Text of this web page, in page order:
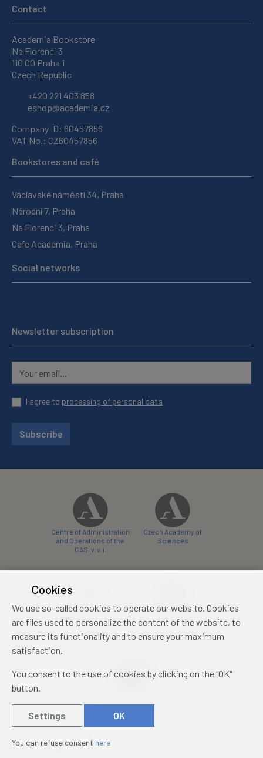
Contact
Academia Bookstore
Na Florenci 3
110 00 Praha 1
Czech Republic
+420 221 403 858
eshop@academia.cz
Company ID: 60457856
VAT No.: CZ60457856
Bookstores and café
Václavské náměstí 34, Praha
Národní 7, Praha
Na Florenci 3, Praha
Cafe Academia, Praha
Social networks
Newsletter subscription
I agree to processing of personal data
Subscribe
Centre of Administration
and Operations of the
CAS, v. v. i.
Czech Academy of
Sciences
conference centre
konferenční centrum
© 2019 – 2026Academia
Cookies
We use so-called cookies to operate our website. Cookies
are files used to personalize the content of the website, to
measure its functionality and to ensure your maximum
satisfaction.
You consent to the use of cookies by clicking on the "OK"
button.
Settings OK
You can refuse consent here